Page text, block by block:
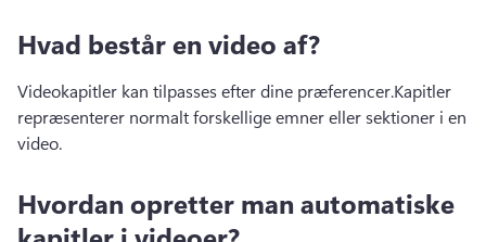
Hvad består en video af?
Videokapitler kan tilpasses efter dine præferencer.Kapitler
repræsenterer normalt forskellige emner eller sektioner i en
video.
Hvordan opretter man automatiske